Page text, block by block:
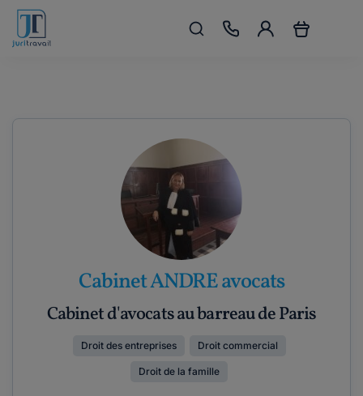
Cabinet ANDRE avocats
Cabinet d'avocats au barreau de Paris
Droit des entreprises Droit commercial
Droit de la famille